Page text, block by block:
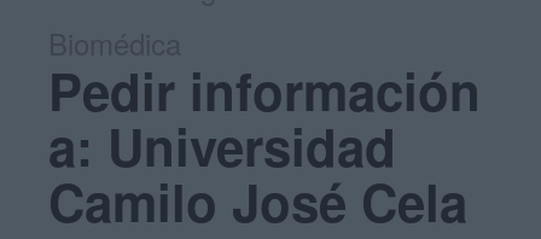
Pedir información
a: Universidad
Camilo José Cela